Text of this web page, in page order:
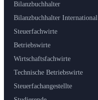
Bilanzbuchhalter
Bilanzbuchhalter International
Steuerfachwirte
Betriebswirte
Wirtschaftsfachwirte
Technische Betriebswirte
Steuerfachangestellte